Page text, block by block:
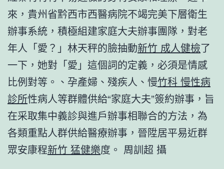
來，貴州省黔西市西醫病院不竭完美下層衛生
辦事系統，積極組建家庭大夫辦事團隊，對老
年人「愛？」林天秤的臉抽動新竹 成人健檢了
一下，她對「愛」這個詞的定義，必須是情感
比例對等。、孕產婦、殘疾人、慢竹科 慢性病
診所性病人等群體供給“家庭大夫”簽約辦事，旨
在采取集中義診與進戶辦事相聯合的方法，為
各類重點人群供給醫療辦事，晉陞居平易近群
眾安康程新竹 猛健樂度。 周訓超 攝